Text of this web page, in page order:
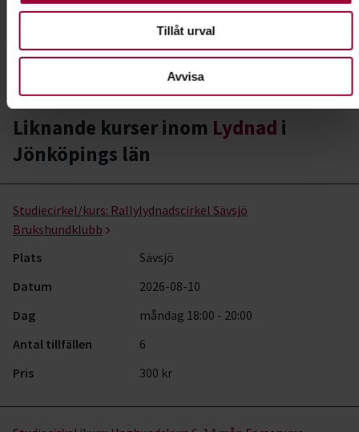
Tillåt urval
Avvisa
du att tävla? Prova rallylydnad!
Läs mer om ämnet
Liknande kurser inom Lydnad i
Jönköpings län
Studiecirkel/kurs: Rallylydnadscirkel Sävsjö
Brukshundklubb
Plats
Sävsjö
Datum
2026-08-10
Dag
måndag 18:00 - 20:00
Antal tillfällen
6
Pris
300 kr